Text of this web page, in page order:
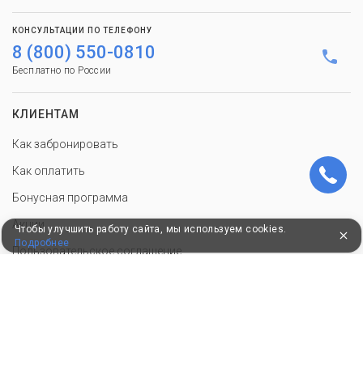
КОНСУЛЬТАЦИИ ПО ТЕЛЕФОНУ
8 (800) 550-0810
Бесплатно по России
КЛИЕНТАМ
Как забронировать
Как оплатить
Бонусная программа
Акции
Пользовательское соглашение
Чтобы улучшить работу сайта, мы используем cookies.
Подробнее